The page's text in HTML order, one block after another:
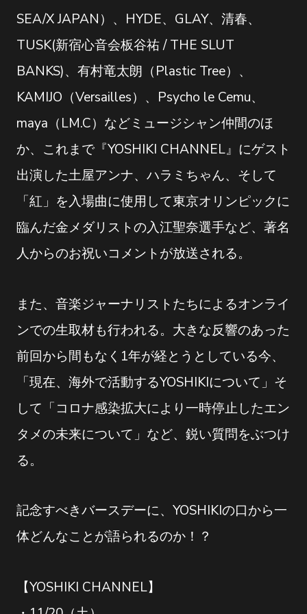
SEA/X JAPAN）、HYDE、GLAY、清春、
TUSK(新宿心音会板谷祐 / THE SLUT
BANKS)、有村竜太朗（Plastic Tree）、
KAMIJO（Versailles）、Psycho le Cemu、
maya（LM.C）などミュージシャン仲間のほ
か、これまで『YOSHIKI CHANNEL』にゲスト
出演した土屋アンナ、ハラミちゃん、そして
「紅」を入場曲に使用して東京オリンピックに
臨んだ金メダリストの入江聖奈選手など、著名
人からのお祝いコメントが放送される。
また、音楽ジャーナリストたちによるオンライ
ンでの生取材も行われる。大きな反響のあった
前回から間もなく1年が経とうとしている今、
「現在、海外で活動するYOSHIKIについて」そ
して「コロナ感染拡大により一時停止したエン
タメの未来について」など、鋭い質問をぶつけ
る。
記念すべきバースデーに、YOSHIKIの口から一
体どんなことが語られるのか！？
【YOSHIKI CHANNEL】